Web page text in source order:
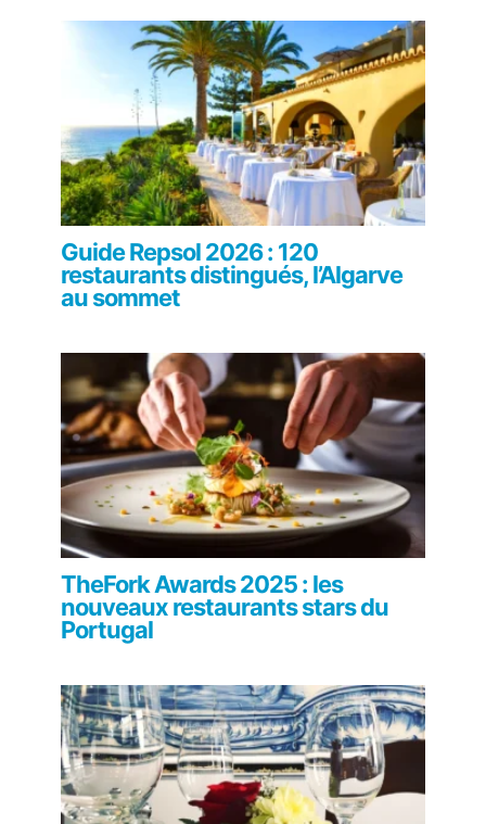
Guide Repsol 2026 : 120
restaurants distingués, l’Algarve
au sommet
TheFork Awards 2025 : les
nouveaux restaurants stars du
Portugal